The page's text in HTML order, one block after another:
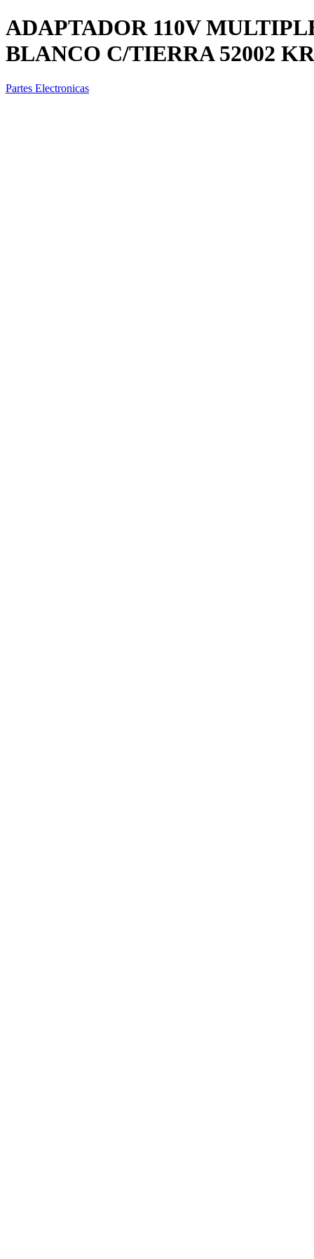
ADAPTADOR 110V
BLANCO C/TIERRA 52002
Partes Electronicas